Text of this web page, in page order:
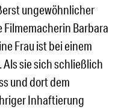
ungewöhnlicher
Barbara
Frau ist bei einem
sie sich schließlich
und dort dem
Inhaftierung